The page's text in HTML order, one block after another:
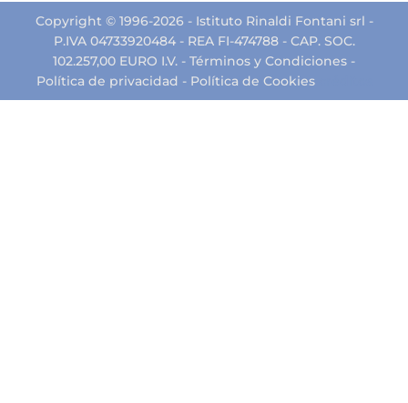
Copyright © 1996-2026 - Istituto Rinaldi Fontani srl -
P.IVA 04733920484 - REA FI-474788 - CAP. SOC.
102.257,00 EURO I.V. - Términos y Condiciones -
Política de privacidad - Política de Cookies